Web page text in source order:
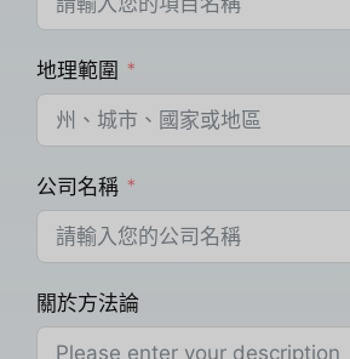
地理範圍
公司名稱
關於方法論